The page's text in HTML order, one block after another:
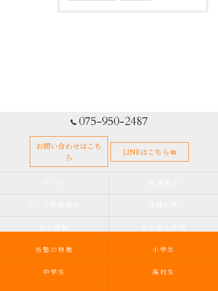
075-950-2487
お問い合わせはこち
ら
LINEはこちら
当塾の特徴 小学生
中学生 高校生